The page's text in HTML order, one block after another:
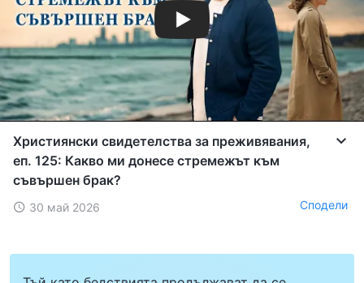
Християнски свидетелства за преживявания,
еп. 125: Какво ми донесе стремежът към
съвършен брак?
30 май 2026 Сподели